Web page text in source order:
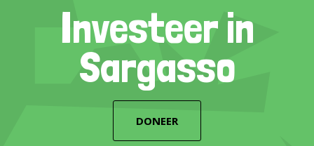
Investeer in
Sargasso
DONEER